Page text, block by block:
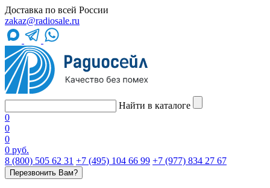
Доставка по всей России
zakaz@radiosale.ru
Найти в каталоге
0
0
0
0 руб.
8 (800) 505 62 31 +7 (495) 104 66 99 +7 (977) 834 27 67
Перезвонить Вам?